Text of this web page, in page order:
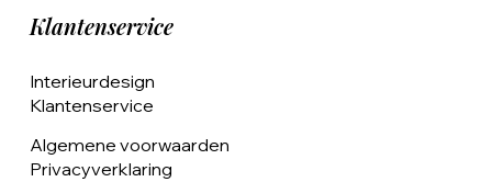
Klantenservice
Interieurdesign
Klantenservice
Algemene voorwaarden
Privacyverklaring